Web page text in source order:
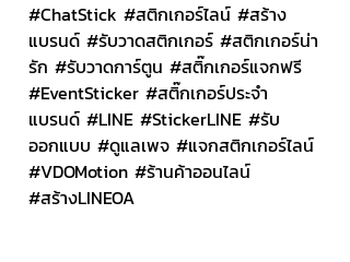
#ChatStick #สติกเกอร์ไลน์ #สร้าง
แบรนด์ #รับวาดสติกเกอร์ #สติกเกอร์น่า
รัก #รับวาดการ์ตูน #สติ๊กเกอร์แจกฟรี
#EventSticker #สติ๊กเกอร์ประจำ
แบรนด์ #LINE #StickerLINE #รับ
ออกแบบ #ดูแลเพจ #แจกสติกเกอร์ไลน์
#VDOMotion #ร้านค้าออนไลน์
#สร้างLINEOA